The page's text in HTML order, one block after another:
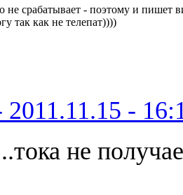
не срабатывает - поэтому и
так как не телепат))))
2011.11.15 -
не